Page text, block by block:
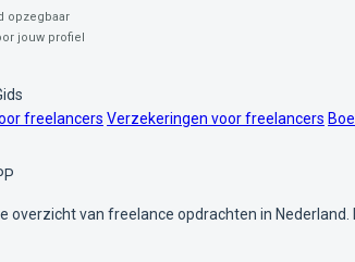
opzegbaar
jouw profiel
freelancers Verzekeringen voor freelancers
overzicht van freelance opdrachten in